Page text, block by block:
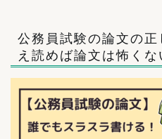
公務員試験の論文の正
え読めば論文は怖くな